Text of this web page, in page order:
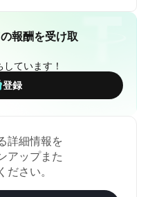
の報酬を受け取
ています！
登録
詳細情報を
アップまた
さい。